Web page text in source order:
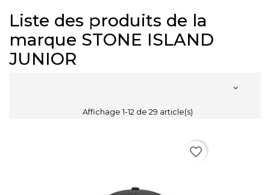
Liste des produits de la
marque STONE ISLAND
JUNIOR

Affichage 1-12 de 29 article(s)
favorite_border